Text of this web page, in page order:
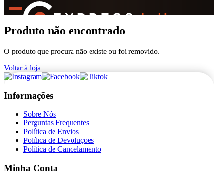
+de 36.000 reviews
Produto não encontrado
O produto que procura não existe ou foi removido.
Voltar à loja
Informações
Sobre Nós
Perguntas Frequentes
Política de Envios
Política de Devoluções
Política de Cancelamento
Minha Conta